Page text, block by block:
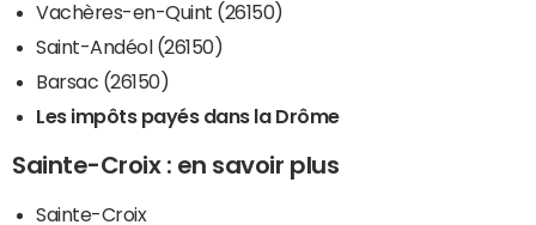
Vachères-en-Quint (26150)
Saint-Andéol (26150)
Barsac (26150)
Les impôts payés dans la Drôme
Sainte-Croix : en savoir plus
Sainte-Croix